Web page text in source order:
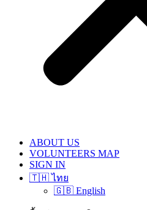
ABOUT US
VOLUNTEERS MAP
SIGN IN
🇹🇭 ไทย
🇬🇧 English